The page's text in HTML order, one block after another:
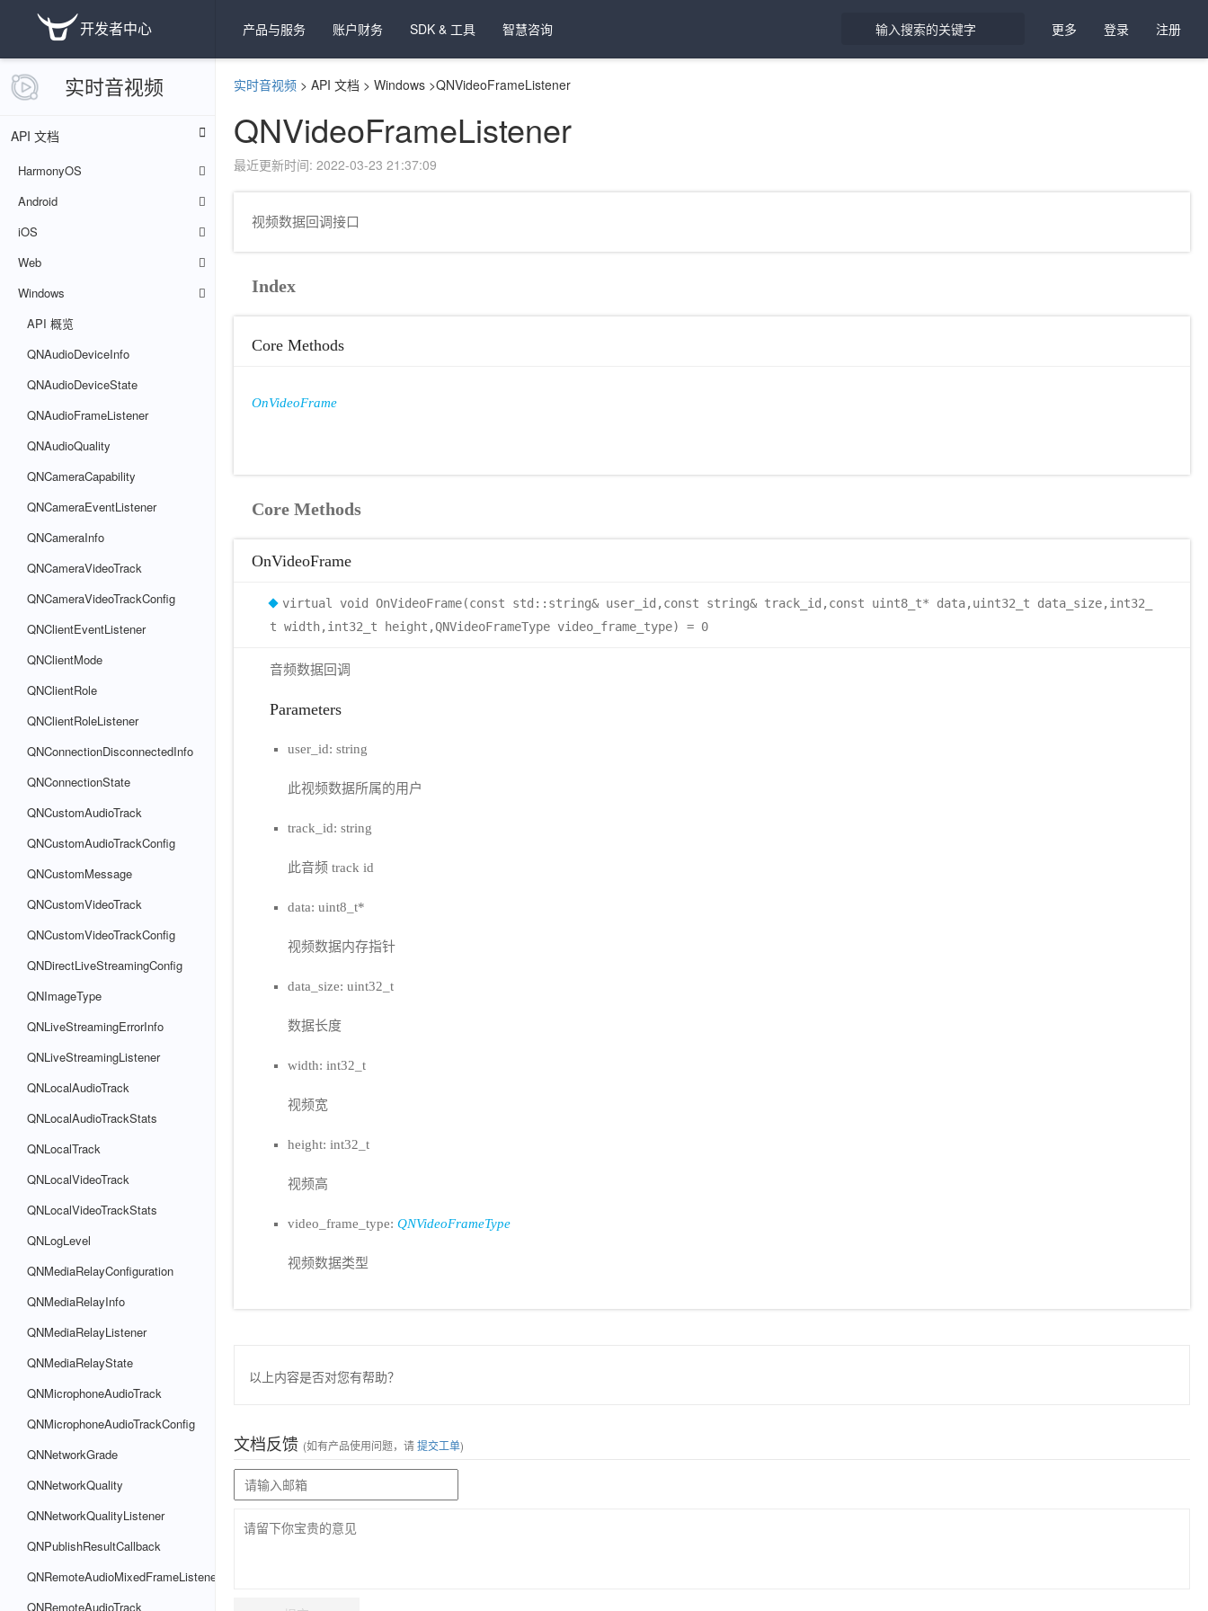
开发者中心 产品与服务 账户财务 SDK & 工具 智慧咨询 更多 登录 注册
实时音视频
API 文档
HarmonyOS
Android
iOS
Web
Windows
API 概览
QNAudioDeviceInfo
QNAudioDeviceState
QNAudioFrameListener
QNAudioQuality
QNCameraCapability
QNCameraEventListener
QNCameraInfo
QNCameraVideoTrack
QNCameraVideoTrackConfig
QNClientEventListener
QNClientMode
QNClientRole
QNClientRoleListener
QNConnectionDisconnectedInfo
QNConnectionState
QNCustomAudioTrack
QNCustomAudioTrackConfig
QNCustomMessage
QNCustomVideoTrack
QNCustomVideoTrackConfig
QNDirectLiveStreamingConfig
QNImageType
QNLiveStreamingErrorInfo
QNLiveStreamingListener
QNLocalAudioTrack
QNLocalAudioTrackStats
QNLocalTrack
QNLocalVideoTrack
QNLocalVideoTrackStats
QNLogLevel
QNMediaRelayConfiguration
QNMediaRelayInfo
QNMediaRelayListener
QNMediaRelayState
QNMicrophoneAudioTrack
QNMicrophoneAudioTrackConfig
QNNetworkGrade
QNNetworkQuality
QNNetworkQualityListener
QNPublishResultCallback
QNRemoteAudioMixedFrameListener
QNRemoteAudioTrack
实时音视频 > API 文档 > Windows >QNVideoFrameListener
QNVideoFrameListener
最近更新时间: 2022-03-23 21:37:09
视频数据回调接口
Index
Core Methods
OnVideoFrame
Core Methods
OnVideoFrame
virtual void OnVideoFrame(const std::string& user_id,const string& track_id,const uint8_t* data,uint32_t data_size,int32_
t width,int32_t height,QNVideoFrameType video_frame_type) = 0
音频数据回调
Parameters
user_id: string
此视频数据所属的用户
track_id: string
此音频 track id
data: uint8_t*
视频数据内存指针
data_size: uint32_t
数据长度
width: int32_t
视频宽
height: int32_t
视频高
video_frame_type: QNVideoFrameType
视频数据类型
以上内容是否对您有帮助？
文档反馈 (如有产品使用问题，请提交工单)